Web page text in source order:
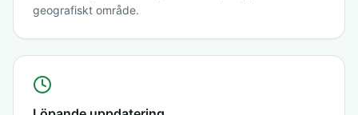
geografiskt område.